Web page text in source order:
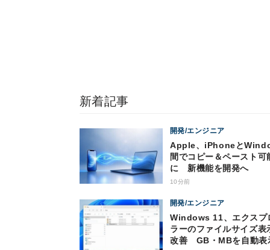
新着記事
開発/エンジニア
Apple、iPhoneと
間でコピー＆ペースト可
に 新機能を開発へ
10分前
開発/エンジニア
Windows 11、エクスプ
ラーのファイルサイズ表
改善 GB・MBを自動表